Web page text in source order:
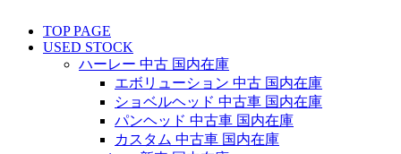
TOP PAGE
USED STOCK
ハーレー 中古 国内在庫
エボリューション 中古 国内在庫
ショベルヘッド 中古車 国内在庫
パンヘッド 中古車 国内在庫
カスタム 中古車 国内在庫